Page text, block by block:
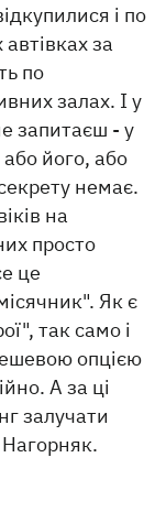
і по
за
по
залах. І у
запитаєш - у
або його, або
немає.
на
просто
це
Як є
так само і
опцією
А за ці
залучати